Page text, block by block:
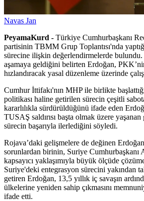
Navas Jan
PeyamaKurd - Türkiye Cumhurbaşkanı
partisinin TBMM Grup Toplantısı'nda
sürecine ilişkin değerlendirmelerde
aşamaya geldiğini belirten Erdoğan,
hızlandıracak yasal düzenleme üzerinde
Cumhur İttifakı'nın MHP ile birlikte
politikası haline getirilen sürecin çeşitli
kararlılıkla sürdürüldüğünü ifade eden
TUSAŞ saldırısı başta olmak üzere
sürecin başarıyla ilerlediğini söyledi.
Rojava’daki gelişmelere de değinen
sorunlardan birinin, Suriye Cumhurbaşkanı
kapsayıcı yaklaşımıyla büyük ölçüde
Suriye'deki entegrasyon sürecini yakından
getiren Erdoğan, 13,5 yıllık iç savaşın
ülkelerine yeniden sahip çıkmasını
ifade etti.